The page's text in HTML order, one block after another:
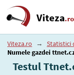
Viteza.ro
Viteza.ro → Statistici
Numele gazdei
Testul